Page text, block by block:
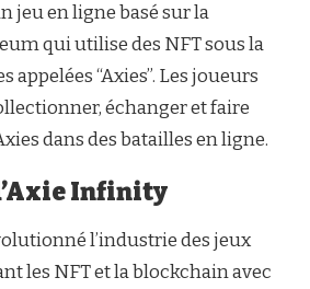
jeu en ligne basé sur la
qui utilise des NFT sous la
appelées “Axies”. Les joueurs
échanger et faire
dans des batailles en ligne.
Infinity
l’industrie des jeux
les NFT et la blockchain avec